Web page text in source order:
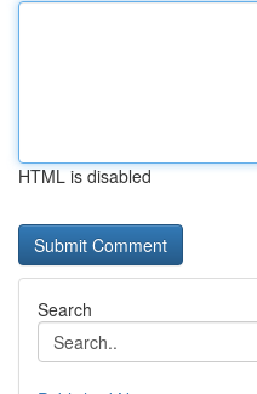
HTML is disabled
Search